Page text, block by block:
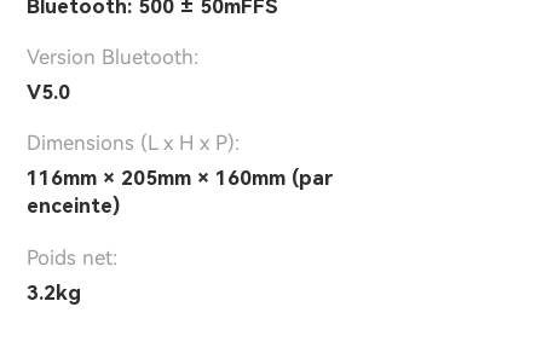
Bluetooth: 500 ± 50mFFS
Version Bluetooth:
V5.0
Dimensions (L x H x P):
116mm × 205mm × 160mm (par
enceinte)
Poids net:
3.2kg